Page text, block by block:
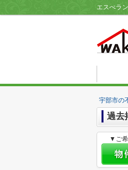
宇部市の
過去
▼ご